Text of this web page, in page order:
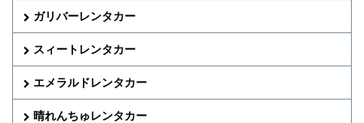
ガリバーレンタカー
スィートレンタカー
エメラルドレンタカー
晴れんちゅレンタカー